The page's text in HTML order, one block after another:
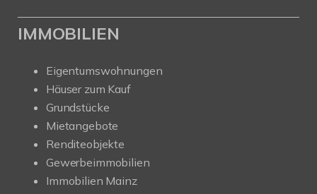
IMMOBILIEN
Eigentumswohnungen
Häuser zum Kauf
Grundstücke
Mietangebote
Renditeobjekte
Gewerbeimmobilien
Immobilien Mainz